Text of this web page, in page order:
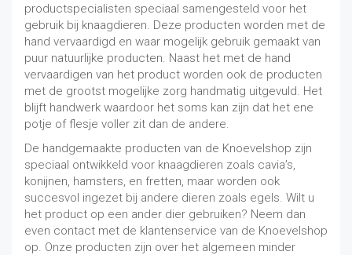
productspecialisten speciaal samengesteld voor het
gebruik bij knaagdieren. Deze producten worden met de
hand vervaardigd en waar mogelijk gebruik gemaakt van
puur natuurlijke producten. Naast het met de hand
vervaardigen van het product worden ook de producten
met de grootst mogelijke zorg handmatig uitgevuld. Het
blijft handwerk waardoor het soms kan zijn dat het ene
potje of flesje voller zit dan de andere.
De handgemaakte producten van de Knoevelshop zijn
speciaal ontwikkeld voor knaagdieren zoals cavia’s,
konijnen, hamsters, en fretten, maar worden ook
succesvol ingezet bij andere dieren zoals egels. Wilt u
het product op een ander dier gebruiken? Neem dan
even contact met de klantenservice van de Knoevelshop
op. Onze producten zijn over het algemeen minder